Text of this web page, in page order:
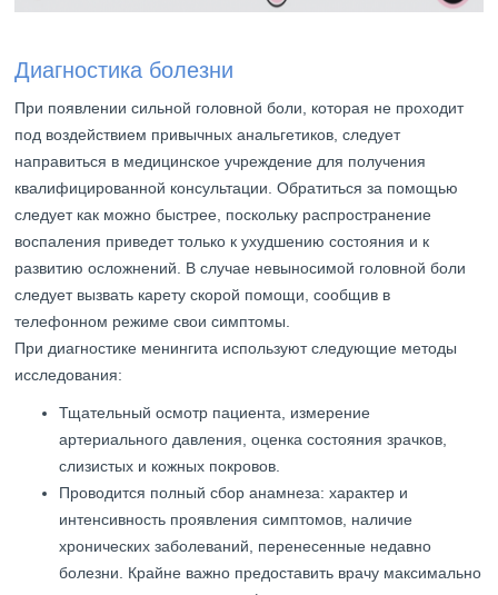
Диагностика болезни
При появлении сильной головной боли, которая не проходит
под воздействием привычных анальгетиков, следует
направиться в медицинское учреждение для получения
квалифицированной консультации. Обратиться за помощью
следует как можно быстрее, поскольку распространение
воспаления приведет только к ухудшению состояния и к
развитию осложнений. В случае невыносимой головной боли
следует вызвать карету скорой помощи, сообщив в
телефонном режиме свои симптомы.
При диагностике менингита используют следующие методы
исследования:
Тщательный осмотр пациента, измерение
артериального давления, оценка состояния зрачков,
слизистых и кожных покровов.
Проводится полный сбор анамнеза: характер и
интенсивность проявления симптомов, наличие
хронических заболеваний, перенесенные недавно
болезни. Крайне важно предоставить врачу максимально